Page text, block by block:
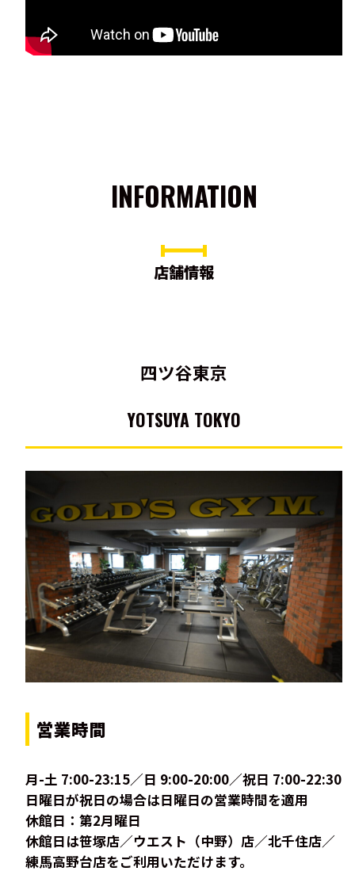
INFORMATION
店舗情報
四ツ谷東京
YOTSUYA TOKYO
営業時間
月-土 7:00-23:15／日 9:00-20:00／祝日 7:00-22:30
日曜日が祝日の場合は日曜日の営業時間を適用
休館日：第2月曜日
休館日は笹塚店／ウエスト（中野）店／北千住店／
練馬高野台店をご利用いただけます。